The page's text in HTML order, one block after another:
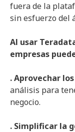
fuera de la
sin esfuerzo del
Al usar
empresas
. Aprovechar
análisis para
negocio.
. Simplificar la